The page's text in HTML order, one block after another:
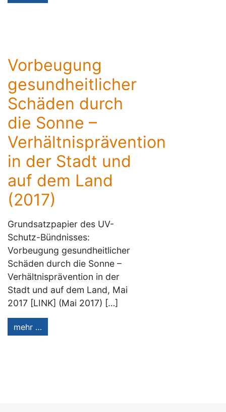
Vorbeugung
gesundheitlicher
Schäden durch
die Sonne –
Verhältnisprävention
in der Stadt und
auf dem Land
(2017)
Grundsatzpapier des UV-
Schutz-Bündnisses:
Vorbeugung gesundheitlicher
Schäden durch die Sonne –
Verhältnisprävention in der
Stadt und auf dem Land, Mai
2017 [LINK] (Mai 2017) […]
mehr …